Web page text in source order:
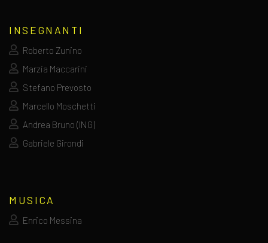
INSEGNANTI
Roberto Zunino
Marzia Maccarini
Stefano Prevosto
Marcello Moschetti
Andrea Bruno (ING)
Gabriele Girondi
MUSICA
Enrico Messina